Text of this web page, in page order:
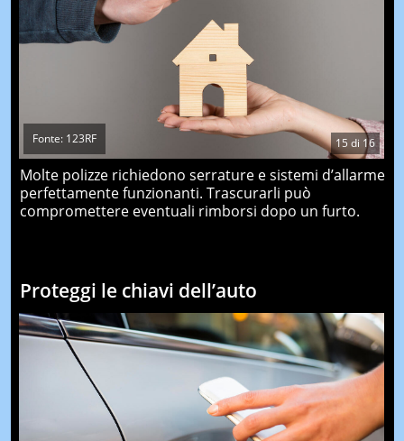
15 di 16
Fonte: 123RF
Molte polizze richiedono serrature e sistemi d’allarme
perfettamente funzionanti. Trascurarli può
compromettere eventuali rimborsi dopo un furto.
Proteggi le chiavi dell’auto